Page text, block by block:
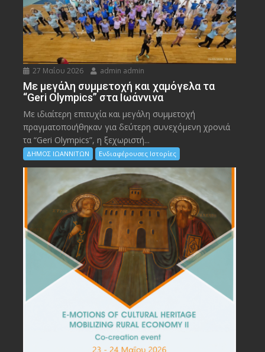
27 Μαΐου 2026 admin admin
Με μεγάλη συμμετοχή και χαμόγελα τα
“Geri Olympics” στα Ιωάννινα
Με ιδιαίτερη επιτυχία και μεγάλη συμμετοχή
πραγματοποιήθηκαν για δεύτερη συνεχόμενη χρονιά
τα “Geri Olympics”, η ξεχωριστή...
ΔΗΜΟΣ ΙΩΑΝΝΙΤΩΝ Ενδιαφέρουσες Ιστορίες